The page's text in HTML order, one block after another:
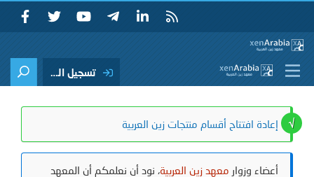
تسجيل الدخول
إعادة افتتاح أقسام منتجات زين العربية
أعضاء وزوار معهد زين العربية، نود أن نعلمكم أن المعهد